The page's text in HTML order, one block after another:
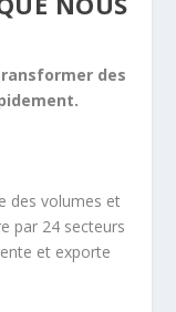
des
des volumes et
par 24 secteurs
et exporte